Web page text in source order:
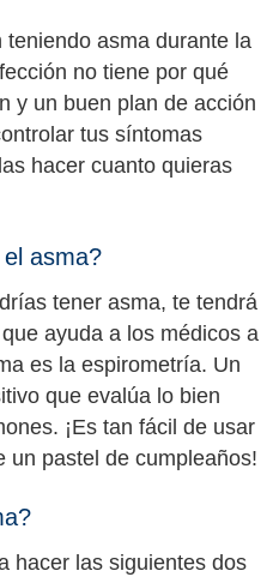
asma durante la
no tiene por qué
y un buen plan de acción
tus síntomas
hacer cuanto quieras
asma?
tener asma, te tendrá
ayuda a los médicos a
es la espirometría. Un
que evalúa lo bien
¡Es tan fácil de usar
un pastel de cumpleaños!
hacer las siguientes dos